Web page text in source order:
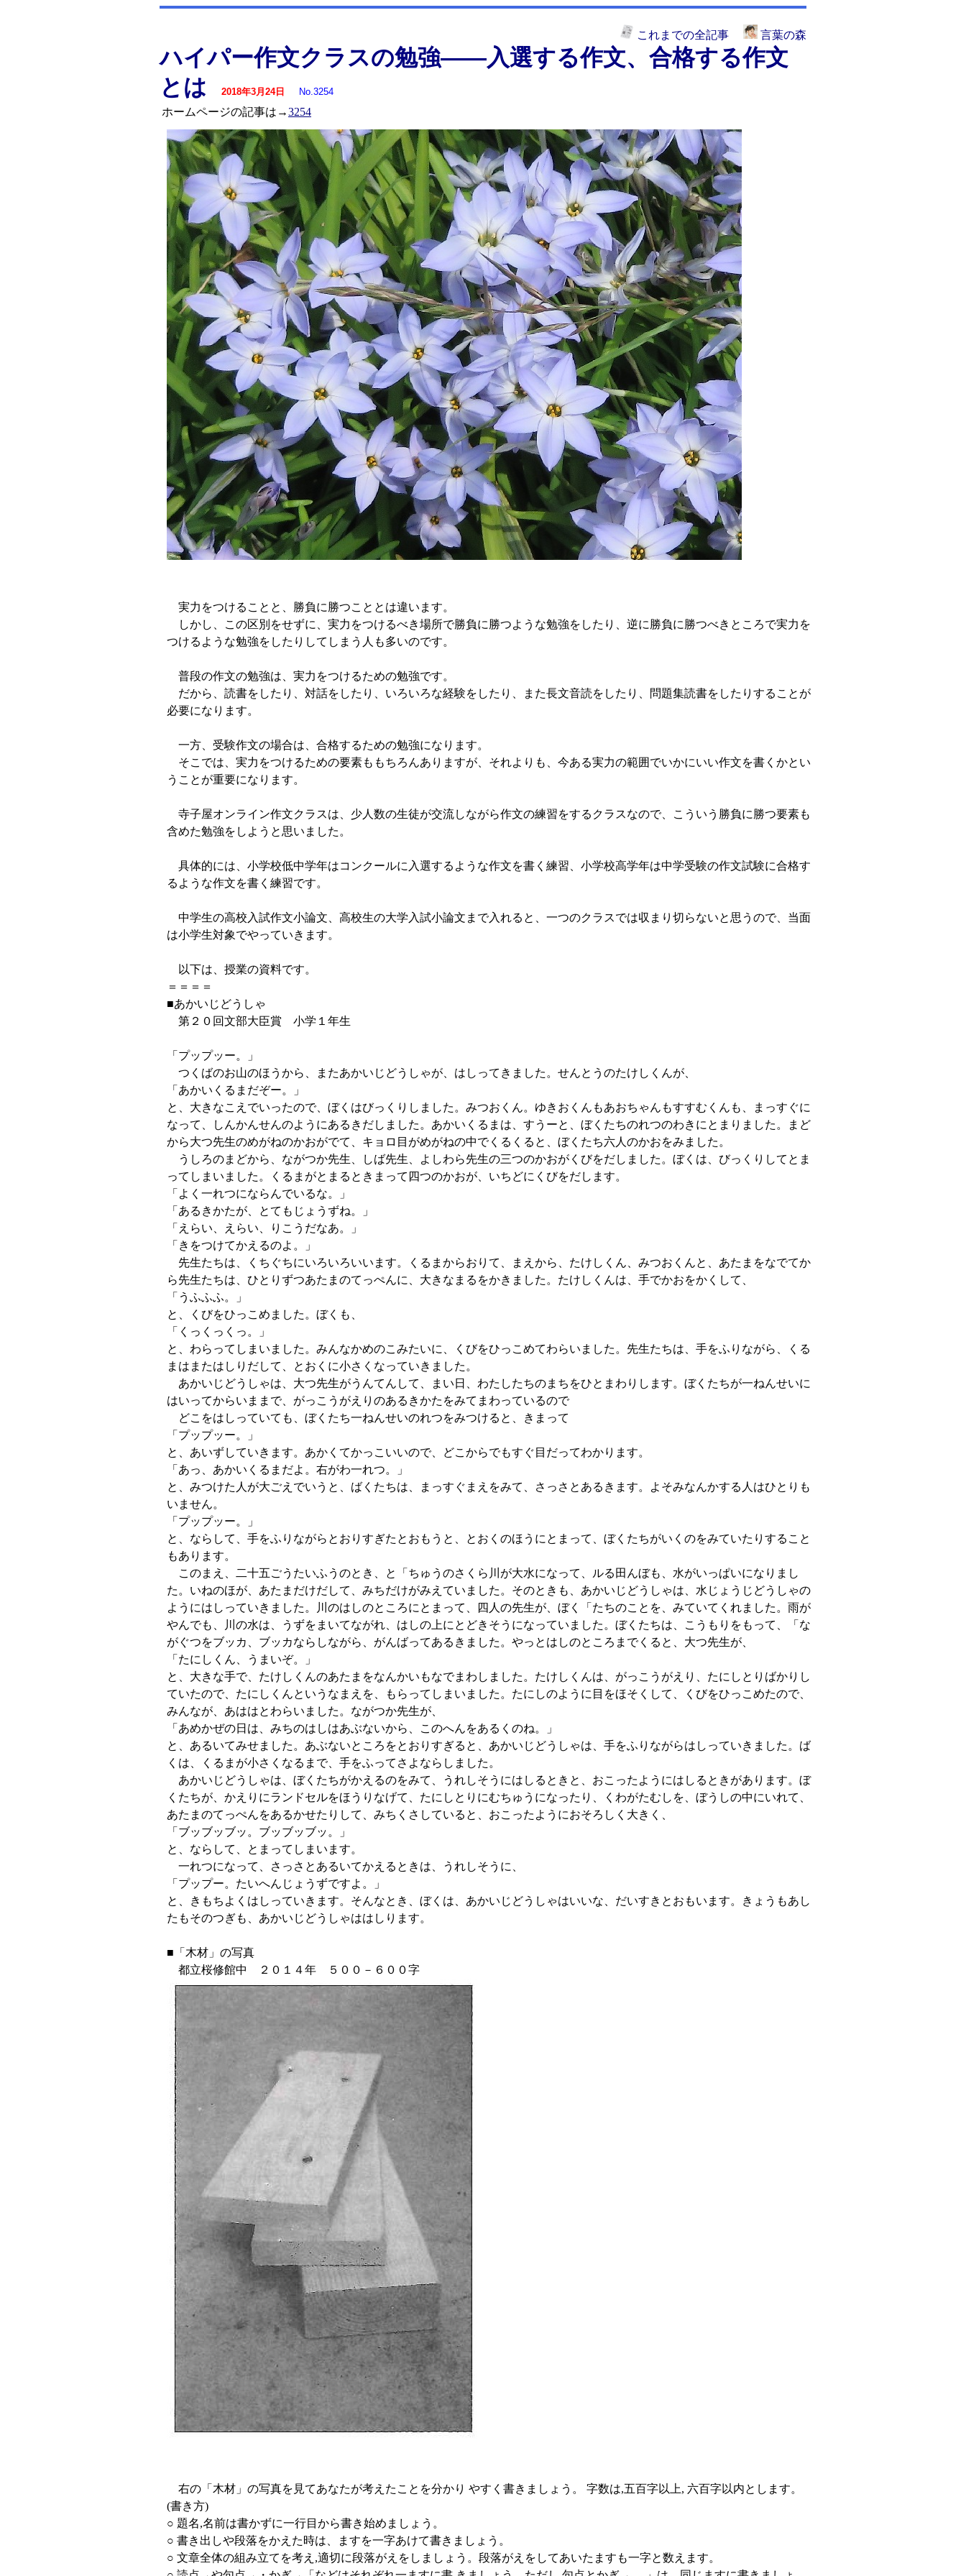
これまでの全記事 言葉の森
ハイパー作文クラスの勉強――入選する作文、合格する作文
とは
2018年3月24日 No.3254
ホームページの記事は→3254
実力をつけることと、勝負に勝つこととは違います。
しかし、この区別をせずに、実力をつけるべき場所で勝負に勝つような勉強をしたり、逆に勝負に勝つべきところで実力を
つけるような勉強をしたりしてしまう人も多いのです。
普段の作文の勉強は、実力をつけるための勉強です。
だから、読書をしたり、対話をしたり、いろいろな経験をしたり、また長文音読をしたり、問題集読書をしたりすることが
必要になります。
一方、受験作文の場合は、合格するための勉強になります。
そこでは、実力をつけるための要素ももちろんありますが、それよりも、今ある実力の範囲でいかにいい作文を書くかとい
うことが重要になります。
寺子屋オンライン作文クラスは、少人数の生徒が交流しながら作文の練習をするクラスなので、こういう勝負に勝つ要素も
含めた勉強をしようと思いました。
具体的には、小学校低中学年はコンクールに入選するような作文を書く練習、小学校高学年は中学受験の作文試験に合格す
るような作文を書く練習です。
中学生の高校入試作文小論文、高校生の大学入試小論文まで入れると、一つのクラスでは収まり切らないと思うので、当面
は小学生対象でやっていきます。
以下は、授業の資料です。
＝＝＝＝
■あかいじどうしゃ
第２０回文部大臣賞 小学１年生
「プップッー。」
つくばのお山のほうから、またあかいじどうしゃが、はしってきました。せんとうのたけしくんが、
「あかいくるまだぞー。」
と、大きなこえでいったので、ぼくはびっくりしました。みつおくん。ゆきおくんもあおちゃんもすすむくんも、まっすぐに
なって、しんかんせんのようにあるきだしました。あかいくるまは、すうーと、ぼくたちのれつのわきにとまりました。まど
から大つ先生のめがねのかおがでて、キョロ目がめがねの中でくるくると、ぼくたち六人のかおをみました。
うしろのまどから、ながつか先生、しば先生、よしわら先生の三つのかおがくびをだしました。ぼくは、びっくりしてとま
ってしまいました。くるまがとまるときまって四つのかおが、いちどにくびをだします。
「よく一れつにならんでいるな。」
「あるきかたが、とてもじょうずね。」
「えらい、えらい、りこうだなあ。」
「きをつけてかえるのよ。」
先生たちは、くちぐちにいろいろいいます。くるまからおりて、まえから、たけしくん、みつおくんと、あたまをなでてか
ら先生たちは、ひとりずつあたまのてっぺんに、大きなまるをかきました。たけしくんは、手でかおをかくして、
「うふふふ。」
と、くびをひっこめました。ぼくも、
「くっくっくっ。」
と、わらってしまいました。みんなかめのこみたいに、くびをひっこめてわらいました。先生たちは、手をふりながら、くる
まはまたはしりだして、とおくに小さくなっていきました。
あかいじどうしゃは、大つ先生がうんてんして、まい日、わたしたちのまちをひとまわりします。ぼくたちが一ねんせいに
はいってからいままで、がっこうがえりのあるきかたをみてまわっているので
どこをはしっていても、ぼくたち一ねんせいのれつをみつけると、きまって
「プップッー。」
と、あいずしていきます。あかくてかっこいいので、どこからでもすぐ目だってわかります。
「あっ、あかいくるまだよ。右がわ一れつ。」
と、みつけた人が大ごえでいうと、ばくたちは、まっすぐまえをみて、さっさとあるきます。よそみなんかする人はひとりも
いません。
「プップッー。」
と、ならして、手をふりながらとおりすぎたとおもうと、とおくのほうにとまって、ぼくたちがいくのをみていたりすること
もあります。
このまえ、二十五ごうたいふうのとき、と「ちゅうのさくら川が大水になって、ルる田んぼも、水がいっぱいになりまし
た。いねのほが、あたまだけだして、みちだけがみえていました。そのときも、あかいじどうしゃは、水じょうじどうしゃの
ようにはしっていきました。川のはしのところにとまって、四人の先生が、ぼく「たちのことを、みていてくれました。雨が
やんでも、川の水は、うずをまいてながれ、はしの上にとどきそうになっていました。ぼくたちは、こうもりをもって、「な
がぐつをブッカ、ブッカならしながら、がんばってあるきました。やっとはしのところまでくると、大つ先生が、
「たにしくん、うまいぞ。」
と、大きな手で、たけしくんのあたまをなんかいもなでまわしました。たけしくんは、がっこうがえり、たにしとりばかりし
ていたので、たにしくんというなまえを、もらってしまいました。たにしのように目をほそくして、くびをひっこめたので、
みんなが、あははとわらいました。ながつか先生が、
「あめかぜの日は、みちのはしはあぶないから、このへんをあるくのね。」
と、あるいてみせました。あぶないところをとおりすぎると、あかいじどうしゃは、手をふりながらはしっていきました。ば
くは、くるまが小さくなるまで、手をふってさよならしました。
あかいじどうしゃは、ぼくたちがかえるのをみて、うれしそうにはしるときと、おこったようにはしるときがあります。ぼ
くたちが、かえりにランドセルをほうりなげて、たにしとりにむちゅうになったり、くわがたむしを、ぼうしの中にいれて、
あたまのてっぺんをあるかせたりして、みちくさしていると、おこったようにおそろしく大きく、
「ブッブッブッ。ブッブッブッ。」
と、ならして、とまってしまいます。
一れつになって、さっさとあるいてかえるときは、うれしそうに、
「プップー。たいへんじょうずですよ。」
と、きもちよくはしっていきます。そんなとき、ぼくは、あかいじどうしゃはいいな、だいすきとおもいます。きょうもあし
たもそのつぎも、あかいじどうしゃははしります。
■「木材」の写真
都立桜修館中 ２０１４年 ５００－６００字
右の「木材」の写真を見てあなたが考えたことを分かり やすく書きましょう。 字数は,五百字以上, 六百字以内とします。
(書き方)
○ 題名,名前は書かずに一行目から書き始めましょう。
○ 書き出しや段落をかえた時は、ますを一字あけて書きましょう。
○ 文章全体の組み立てを考え,適切に段落がえをしましょう。段落がえをしてあいたますも一字と数えます。